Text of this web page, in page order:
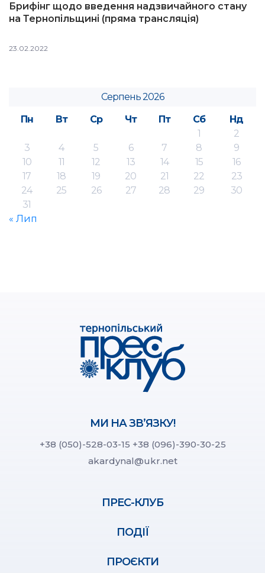
Брифінг щодо введення надзвичайного стану
на Тернопільщині (пряма трансляція)
23.02.2022
Серпень 2026
Пн
Вт Ср Чт Пт Сб
Нд
1
2
3
4 5 6 7 8
9
10
11 12 13 14 15
16
17
18 19 20 21 22
23
24
25 26 27 28 29
30
31
« Лип
МИ НА ЗВ’ЯЗКУ!
+38 (050)-528-03-15 +38 (096)-390-30-25
akardynal@ukr.net
ПРЕС-КЛУБ
ПОДІЇ
ПРОЄКТИ